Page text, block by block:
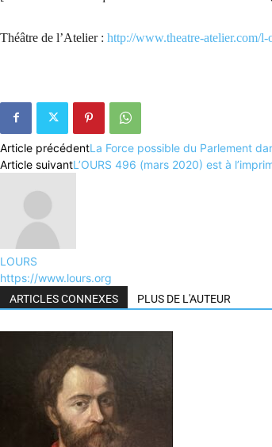
Théâtre de l’Atelier : http://www.theatre-atelier.com/
Article précédentLa Force possible du Parlement
Article suivantL’OURS 496 (mars 2020) est à
LOURS
https://www.lours.org
ARTICLES CONNEXES PLUS DE L'AUTEUR